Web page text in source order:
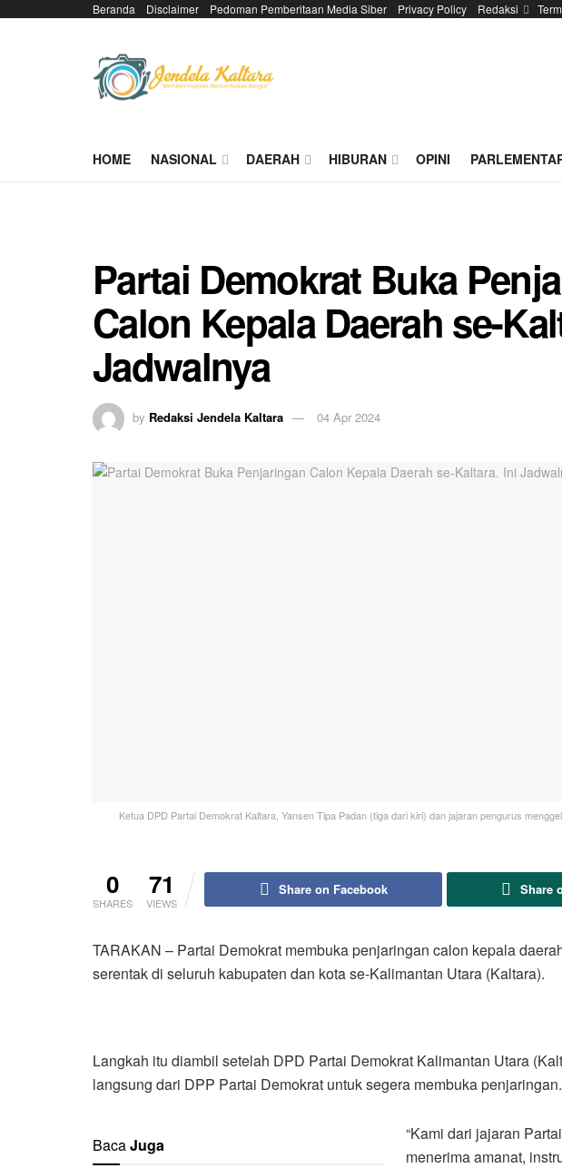
Beranda Disclaimer Pedoman Pemberitaan Media Siber Privacy Policy Redaksi
HOME NASIONAL DAERAH HIBURAN OPINI
Partai Demokrat Buka
Calon Kepala Daerah se-
Jadwalnya
by Redaksi Jendela Kaltara 04 Apr 2024
Ketua DPD Partai Demokrat Kaltara, Yansen Tipa Padan (tiga dari kiri) dan jajaran pengurus
0
SHARES
71
VIEWS
Share on Facebook Share
TARAKAN – Partai Demokrat membuka penjaringan calon kepala
serentak di seluruh kabupaten dan kota se-Kalimantan Utara (Kaltara).
Langkah itu diambil setelah DPD Partai Demokrat Kalimantan Utara
langsung dari DPP Partai Demokrat untuk segera membuka penjaringan.
BacaJuga
“Kami dari jajaran
menerima amanat,